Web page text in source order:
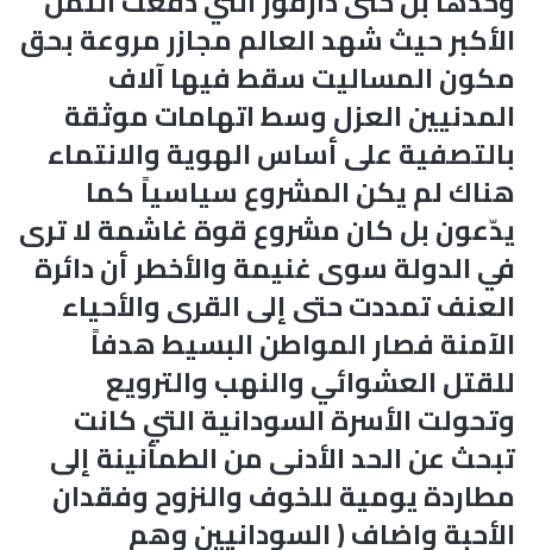
الأكبر حيث شهد العالم مجازر مروعة بحق
مكون المساليت سقط فيها آلاف
المدنيين العزل وسط اتهامات موثقة
بالتصفية على أساس الهوية والانتماء
هناك لم يكن المشروع سياسياً كما
يدّعون بل كان مشروع قوة غاشمة لا ترى
في الدولة سوى غنيمة والأخطر أن دائرة
العنف تمددت حتى إلى القرى والأحياء
الآمنة فصار المواطن البسيط هدفاً
للقتل العشوائي والنهب والترويع
وتحولت الأسرة السودانية التي كانت
تبحث عن الحد الأدنى من الطمأنينة إلى
مطاردة يومية للخوف والنزوح وفقدان
الأحبة واضاف ( السودانيين وهم